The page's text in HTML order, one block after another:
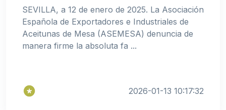
SEVILLA, a 12 de enero de 2025. La Asociación
Española de Exportadores e Industriales de
Aceitunas de Mesa (ASEMESA) denuncia de
manera firme la absoluta fa ...
2026-01-13 10:17:32